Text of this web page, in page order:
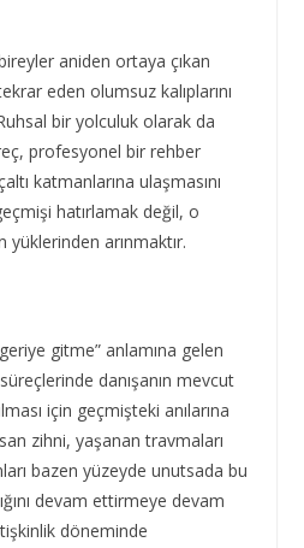
aniden ortaya çıkan
eden olumsuz kalıplarını
bir yolculuk olarak da
profesyonel bir rehber
katmanlarına ulaşmasını
hatırlamak değil, o
yüklerinden arınmaktır.
gitme” anlamına gelen
danışanın mevcut
için geçmişteki anılarına
zihni, yaşanan travmaları
bazen yüzeyde unutsada bu
devam ettirmeye devam
döneminde